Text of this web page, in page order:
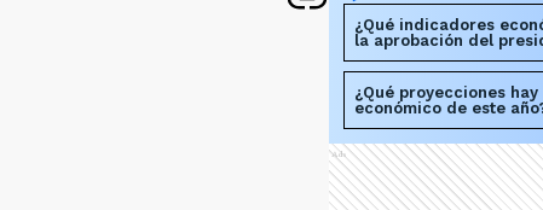
¿Qué indicadores
la aprobación del
¿Qué proyecciones
económico de este
Ads